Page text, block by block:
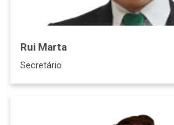
Rui Marta
Secretário